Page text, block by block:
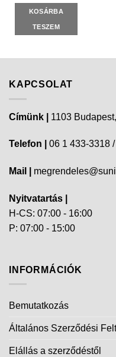
KOSÁRBA
TESZEM
KAPCSOLAT
Címünk | 1103
Telefon | 06 1 433-3318
Mail |
Nyitvatartás |
H-CS: 07:00 - 16:00
P: 07:00 - 15:00
INFORMÁCIÓK
Bemutatkozás
Általános Szerződési
Elállás a szerződéstől